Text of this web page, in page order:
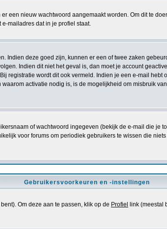
een nieuw wachtwoord aangemaakt worden. Om dit te
mailadres dat in je profiel staat.
Indien deze goed zijn, kunnen er een of twee zaken
Indien dit niet het geval is, dan moet je account
registratie wordt dit ook vermeld. Indien je een e-mail
activatie nodig is, is de mogelijkheid om misbruik
of wachtwoord ingegeven (bekijk de e-mail die je
voor forums om periodiek gebruikers te wissen die
Gebruikersvoorkeuren en -instellingen
Om deze aan te passen, klik op de Profiel
link (meestal